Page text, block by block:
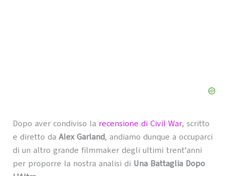
Dopo aver condiviso la recensione di Civil War, scritto
e diretto da Alex Garland, andiamo dunque a occuparci
di un altro grande filmmaker degli ultimi trent’anni
per proporre la nostra analisi di Una Battaglia Dopo